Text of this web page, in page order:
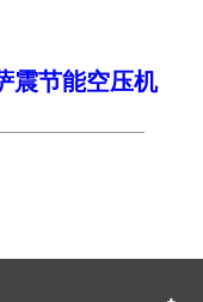
震节能空压机